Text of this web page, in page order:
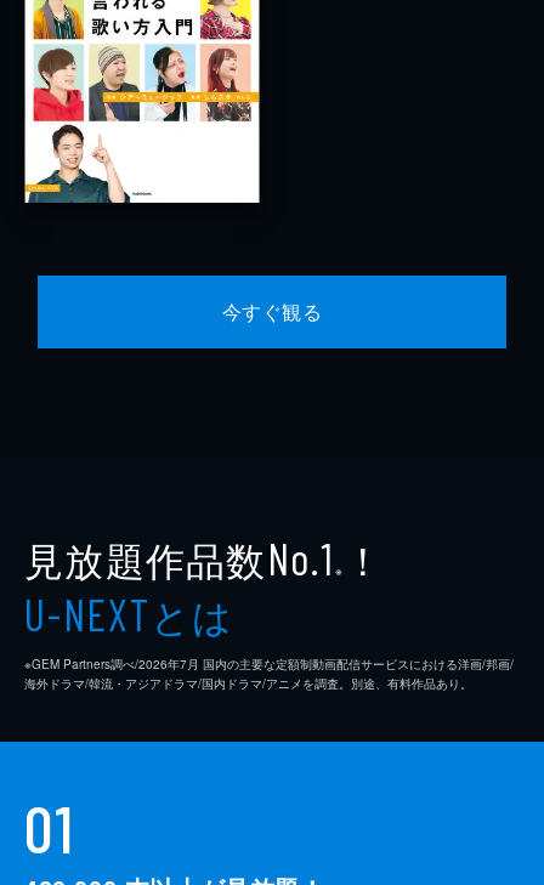
今すぐ観る
見放題作品数No.1 ※ ！
U-NEXTとは
※GEM Partners調べ/2026年7⽉ 国内の主要な定額制動画配信サービスにおける洋画/邦画/
海外ドラマ/韓流・アジアドラマ/国内ドラマ/アニメを調査。別途、有料作品あり。
01